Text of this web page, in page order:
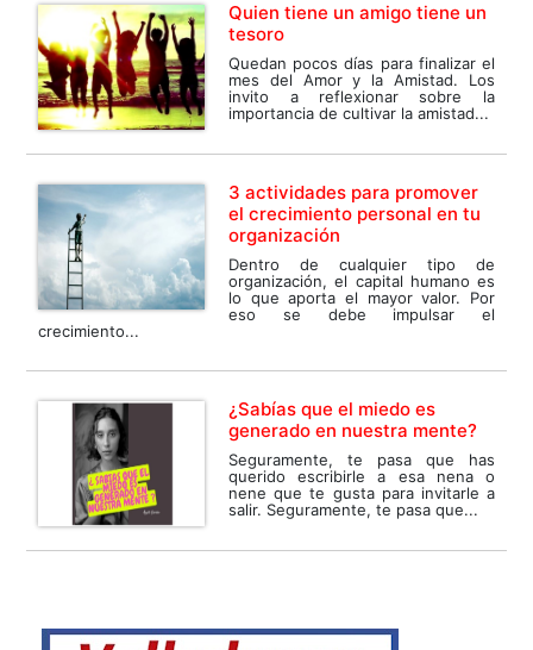
Quien tiene un amigo tiene un
tesoro
Quedan pocos días para finalizar el
mes del Amor y la Amistad. Los
invito a reflexionar sobre la
importancia de cultivar la amistad...
3 actividades para promover
el crecimiento personal en tu
organización
Dentro de cualquier tipo de
organización, el capital humano es
lo que aporta el mayor valor. Por
eso se debe impulsar el
crecimiento...
¿Sabías que el miedo es
generado en nuestra mente?
Seguramente, te pasa que has
querido escribirle a esa nena o
nene que te gusta para invitarle a
salir. Seguramente, te pasa que...